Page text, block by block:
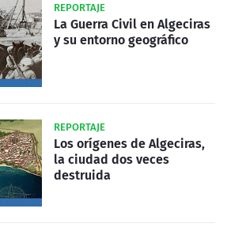
REPORTAJE
La Guerra Civil en Algeciras
y su entorno geográfico
REPORTAJE
Los orígenes de Algeciras,
la ciudad dos veces
destruida